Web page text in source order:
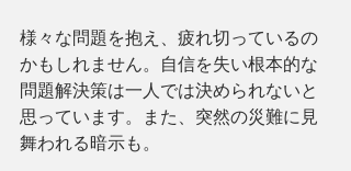
様々な問題を抱え、疲れ切っているの
かもしれません。自信を失い根本的な
問題解決策は一人では決められないと
思っています。また、突然の災難に見
舞われる暗示も。